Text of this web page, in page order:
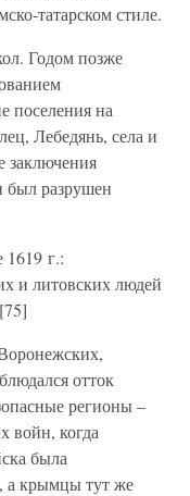
татарском стиле.
Годом позже
поселения на
Лебедянь, села и
заключения
был разрушен
1619 г.:
и литовских людей
отток
регионы –
войн, когда
была
а крымцы тут же